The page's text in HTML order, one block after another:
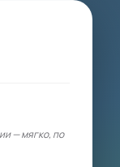
— мягко, по